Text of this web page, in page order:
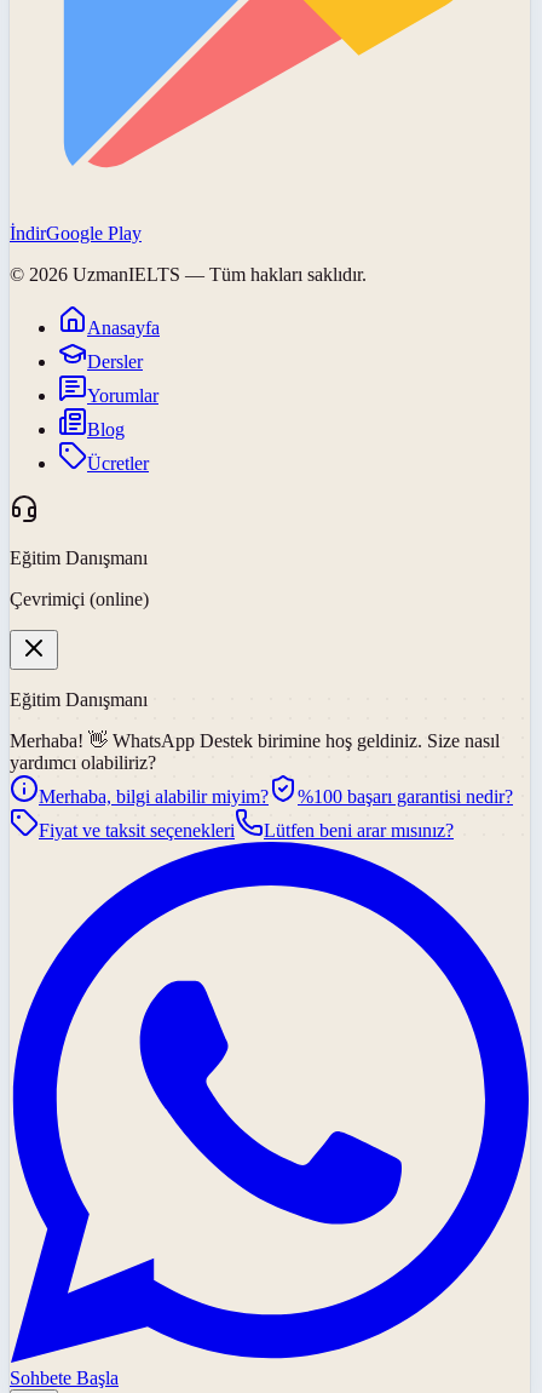
İndirGoogle Play
© 2026 UzmanIELTS — Tüm hakları saklıdır.
Anasayfa
Dersler
Yorumlar
Blog
Ücretler
Eğitim Danışmanı
Çevrimiçi (online)
Eğitim Danışmanı
Merhaba! 👋 WhatsApp Destek birimine hoş geldiniz. Size nasıl
yardımcı olabiliriz?
Merhaba, bilgi alabilir miyim?
%100 başarı garantisi nedir?
Fiyat ve taksit seçenekleri
Lütfen beni arar mısınız?
Sohbete Başla